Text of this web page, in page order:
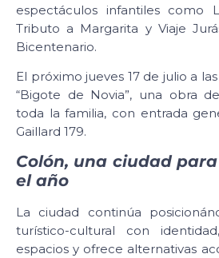
espectáculos infantiles como
Tributo a Margarita y Viaje
Bicentenario.
El próximo jueves 17 de julio a
“Bigote de Novia”, una obra
toda la familia, con entrada
Gaillard 179.
Colón, una ciudad
el año
La ciudad continúa
turístico-cultural con
espacios y ofrece alternativas